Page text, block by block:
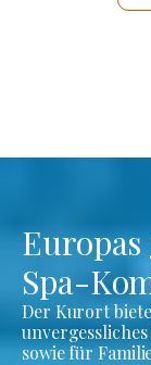
Spa-
Der Kurort
sowie für